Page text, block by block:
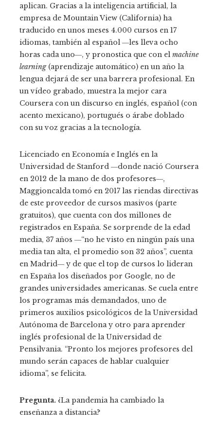
aplican. Gracias a la inteligencia artificial, la
empresa de Mountain View (California) ha
traducido en unos meses 4.000 cursos en 17
idiomas, también al español ―les lleva ocho
horas cada uno―, y pronostica que con el machine
learning(aprendizaje automático) en un año la
lengua dejará de ser una barrera profesional. En
un vídeo grabado, muestra la mejor cara
Coursera con un discurso en inglés, español (con
acento mexicano), portugués o árabe doblado
con su voz gracias a la tecnología.
Licenciado en Economía e Inglés en la
Universidad de Stanford ―donde nació Coursera
en 2012 de la mano de dos profesores―,
Maggioncalda tomó en 2017 las riendas directivas
de este proveedor de cursos masivos (parte
gratuitos), que cuenta con dos millones de
registrados en España. Se sorprende de la edad
media, 37 años ―“no he visto en ningún país una
media tan alta, el promedio son 32 años”, cuenta
en Madrid― y de que el top de cursos lo lideran
en España los diseñados por Google, no de
grandes universidades americanas. Se cuela entre
los programas más demandados, uno de
primeros auxilios psicológicos de la Universidad
Autónoma de Barcelona y otro para aprender
inglés profesional de la Universidad de
Pensilvania. “Pronto los mejores profesores del
mundo serán capaces de hablar cualquier
idioma”, se felicita.
Pregunta. ¿La pandemia ha cambiado la
enseñanza a distancia?